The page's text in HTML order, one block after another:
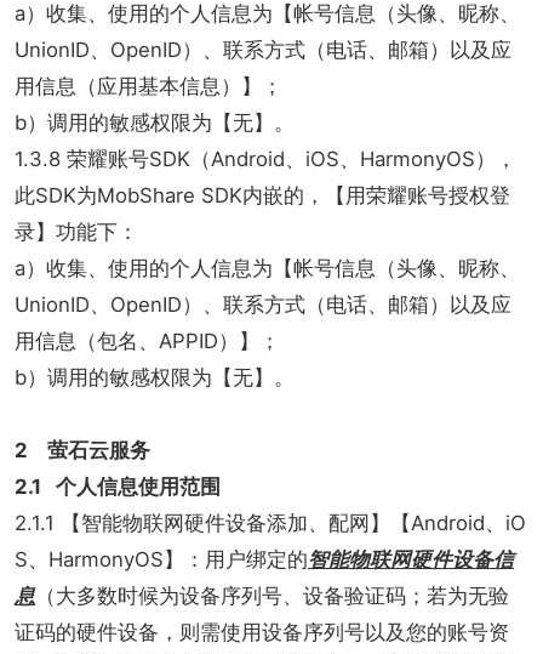
a）收集、使用的个人信息为【帐号信息（头像、昵称、
UnionID、OpenID）、联系方式（电话、邮箱）以及应
用信息（应用基本信息）】；
b）调用的敏感权限为【无】。
1.3.8 荣耀账号SDK（Android、iOS、HarmonyOS），
此SDK为MobShare SDK内嵌的，【用荣耀账号授权登
录】功能下：
a）收集、使用的个人信息为【帐号信息（头像、昵称、
UnionID、OpenID）、联系方式（电话、邮箱）以及应
用信息（包名、APPID）】；
b）调用的敏感权限为【无】。
2 萤石云服务
2.1 个人信息使用范围
2.1.1 【智能物联网硬件设备添加、配网】【Android、iO
S、HarmonyOS】：用户绑定的智能物联网硬件设备信
息（大多数时候为设备序列号、设备验证码；若为无验
证码的硬件设备，则需使用设备序列号以及您的账号资